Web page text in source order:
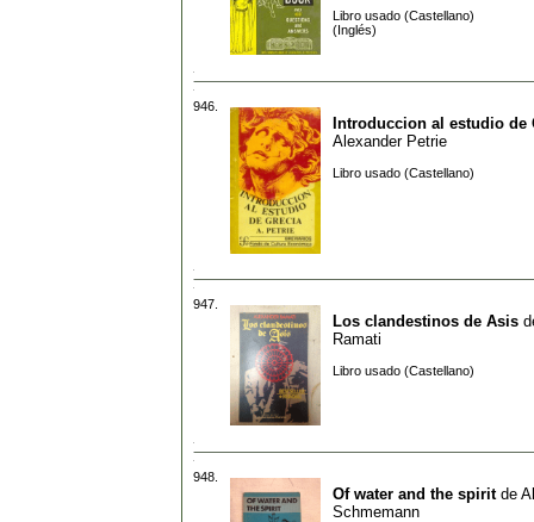
Libro usado (Castellano)
(Inglés)
946.
Introduccion al estudio de
Alexander Petrie
Libro usado (Castellano)
947.
Los clandestinos de Asis
Ramati
Libro usado (Castellano)
948.
Of water and the spiritde
Schmemann